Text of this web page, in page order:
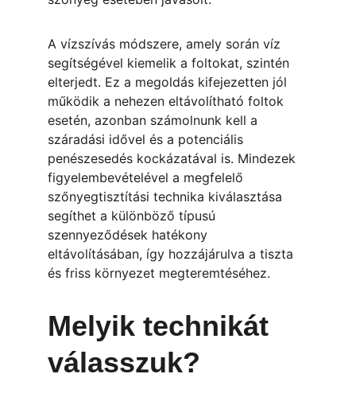
A vízszívás módszere, amely során víz
segítségével kiemelik a foltokat, szintén
elterjedt. Ez a megoldás kifejezetten jól
működik a nehezen eltávolítható foltok
esetén, azonban számolnunk kell a
száradási idővel és a potenciális
penészesedés kockázatával is. Mindezek
figyelembevételével a megfelelő
szőnyegtisztítási technika kiválasztása
segíthet a különböző típusú
szennyeződések hatékony
eltávolításában, így hozzájárulva a tiszta
és friss környezet megteremtéséhez.
Melyik technikát
válasszuk?